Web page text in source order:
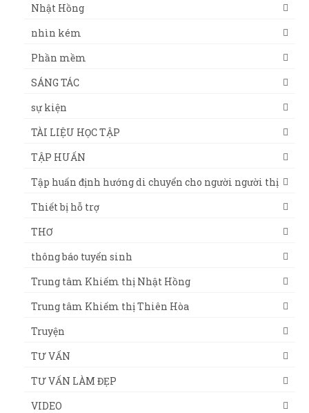
Nhật Hồng
nhìn kém
Phần mềm
SÁNG TÁC
sự kiện
TÀI LIỆU HỌC TẬP
TẬP HUẤN
Tập huấn định hướng di chuyển cho người người thị
Thiết bị hỗ trợ
THƠ
thông báo tuyển sinh
Trung tâm Khiếm thị Nhật Hồng
Trung tâm Khiếm thị Thiên Hòa
Truyện
TƯ VẤN
TƯ VẤN LÀM ĐẸP
VIDEO